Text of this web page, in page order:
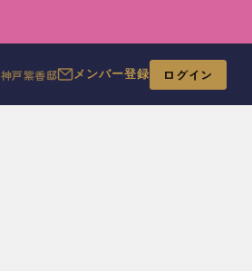
神戸紫香邸 メンバー登録 ログイン